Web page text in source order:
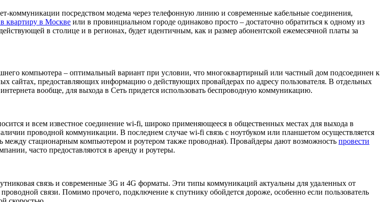
коммуникации посредством модема через телефонную линию и современные кабельные соединения,
квартиру в Москве или в провинциальном городе одинаково просто – достаточно обратиться к одному из
в столице и в регионах, будет идентичным, как и размер абонентской ежемесячной платы за
компьютера – оптимальный вариант при условии, что многоквартирный или частный дом подсоединен к
сайтах, предоставляющих информацию о действующих провайдерах по адресу пользователя. В отдельных
вообще, для выхода в Сеть придется использовать беспроводную коммуникацию.
и всем известное соединение wi-fi, широко применяющееся в общественных местах для выхода в
проводной коммуникации. В последнем случае wi-fi связь с ноутбуком или планшетом осуществляется
между стационарным компьютером и роутером также проводная). Провайдеры дают возможность провести
часто предоставляются в аренду и роутеры.
связь и современные 3G и 4G форматы. Эти типы коммуникаций актуальны для удаленных от
связи. Помимо прочего, подключение к спутнику обойдется дороже, особенно если пользователь